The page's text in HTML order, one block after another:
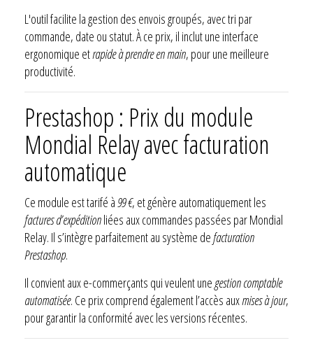
L'outil facilite la gestion des envois groupés, avec tri par
commande, date ou statut. À ce prix, il inclut une interface
ergonomique etrapide à prendre en main, pour une meilleure
productivité.
Prestashop : Prix du module
Mondial Relay avec facturation
automatique
Ce module est tarifé à 99 €, et génère automatiquement les
factures d’expéditionliées aux commandes passées par Mondial
Relay. Il s’intègre parfaitement au système defacturation
Prestashop.
Il convient aux e-commerçants qui veulent une gestion comptable
automatisée. Ce prix comprend également l’accès auxmises à jour,
pour garantir la conformité avec les versions récentes.